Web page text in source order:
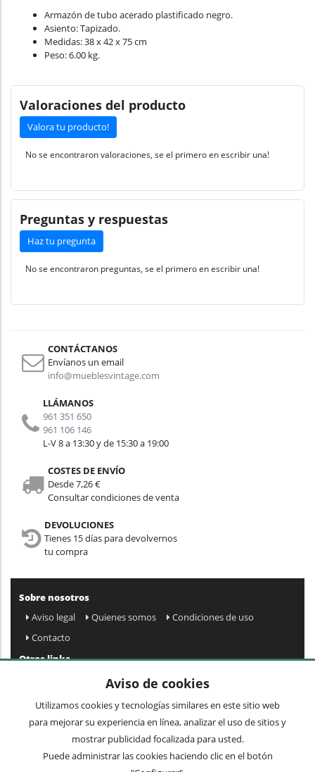
Armazón de tubo acerado plastificado negro.
Asiento: Tapizado.
Medidas: 38 x 42 x 75 cm
Peso: 6.00 kg.
Valoraciones del producto
Valora tu producto!
No se encontraron valoraciones, se el primero en escribir una!
Preguntas y respuestas
Haz tu pregunta
No se encontraron preguntas, se el primero en escribir una!
CONTÁCTANOS
Envíanos un email
info@mueblesvintage.com
LLÁMANOS
961 351 650
961 106 146
L-V 8 a 13:30 y de 15:30 a 19:00
COSTES DE ENVÍO
Desde 7,26 €
Consultar condiciones de venta
DEVOLUCIONES
Tienes 15 días para devolvernos
tu compra
Sobre nosotros
Aviso legal
Quienes somos
Condiciones de uso
Contacto
Otros links
Preguntas frecuentes
Mi cuenta
Condiciones de envío y devolución
Newsletter
Acepto privacidad
Aviso de cookies
Utilizamos cookies y tecnologías similares en este sitio web
para mejorar su experiencia en línea, analizar el uso de sitios y
mostrar publicidad focalizada para usted.
Puede administrar las cookies haciendo clic en el botón